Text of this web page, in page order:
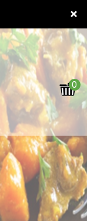
×
0